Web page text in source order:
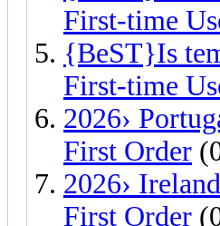
First-time
{BeST}Is
First-time
2026›
First Order
2026›
First Order